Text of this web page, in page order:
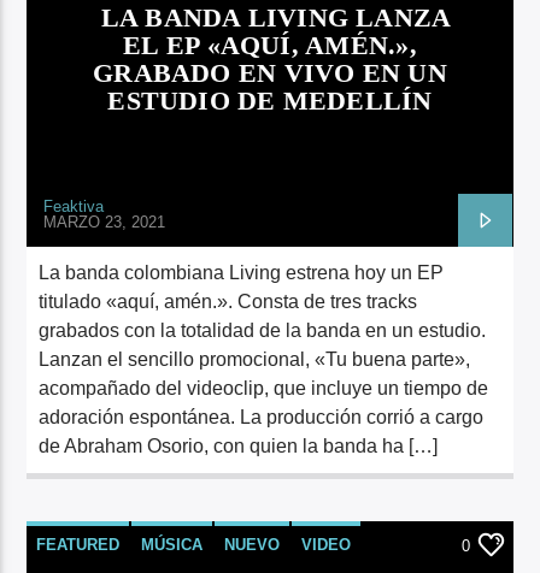
LA BANDA LIVING LANZA
EL EP «AQUÍ, AMÉN.»,
GRABADO EN VIVO EN UN
ESTUDIO DE MEDELLÍN
Feaktiva
MARZO 23, 2021
La banda colombiana Living estrena hoy un EP
titulado «aquí, amén.». Consta de tres tracks
grabados con la totalidad de la banda en un estudio.
Lanzan el sencillo promocional, «Tu buena parte»,
acompañado del videoclip, que incluye un tiempo de
adoración espontánea. La producción corrió a cargo
de Abraham Osorio, con quien la banda ha […]
FEATURED MÚSICA NUEVO VIDEO 0